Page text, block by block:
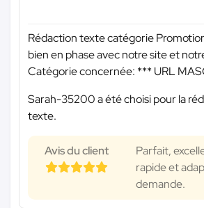
Rédaction texte catégorie
bien en phase avec notre site et
Catégorie concernée: *** URL
Sarah-35200 a été choisi pour la
texte.
Avis du client
Parfait,
rapide et
demande.